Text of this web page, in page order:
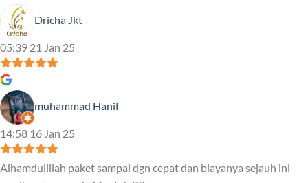
Dricha Jkt
05:39 21 Jan 25
muhammad Hanif
14:58 16 Jan 25
Alhamdulillah paket sampai dgn cepat dan biayanya sejauh ini